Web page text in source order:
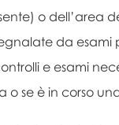
o dell’area
da esami
e esami
o se è in corso